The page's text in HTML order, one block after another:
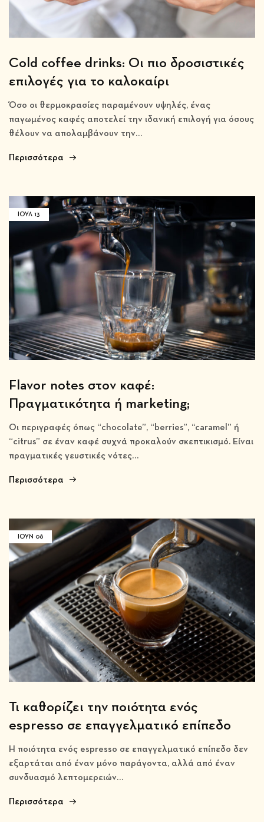
Cold coffee drinks: Οι πιο δροσιστικές
επιλογές για το καλοκαίρι
Όσο οι θερμοκρασίες παραμένουν υψηλές, ένας
παγωμένος καφές αποτελεί την ιδανική επιλογή για όσους
θέλουν να απολαμβάνουν την…
Περισσότερα
ΙΟΎΛ 13
Flavor notes στον καφέ:
Πραγματικότητα ή marketing;
Οι περιγραφές όπως “chocolate”, “berries”, “caramel” ή
“citrus” σε έναν καφέ συχνά προκαλούν σκεπτικισμό. Είναι
πραγματικές γευστικές νότες…
Περισσότερα
ΙΟΎΝ 08
Τι καθορίζει την ποιότητα ενός
espresso σε επαγγελματικό επίπεδο
Η ποιότητα ενός espresso σε επαγγελματικό επίπεδο δεν
εξαρτάται από έναν μόνο παράγοντα, αλλά από έναν
συνδυασμό λεπτομερειών…
Περισσότερα